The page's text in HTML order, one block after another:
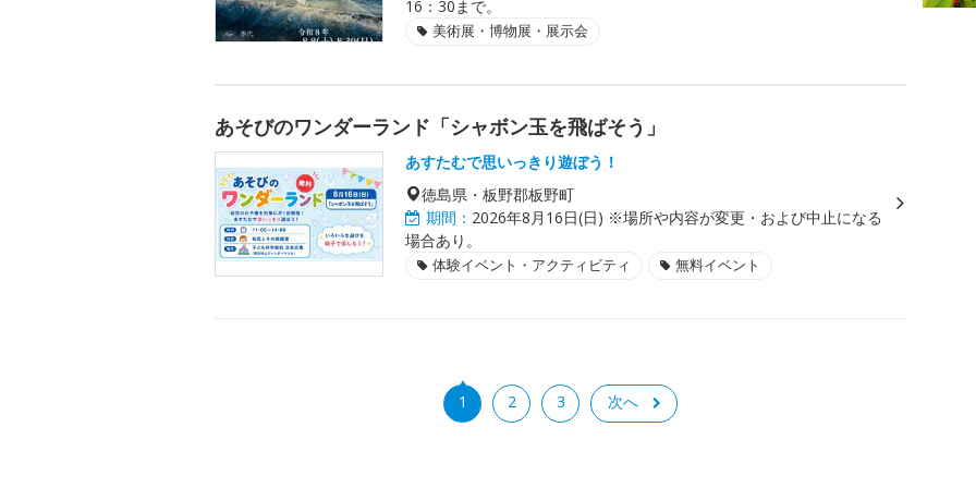
16：30まで。
美術展・博物展・展示会
あそびのワンダーランド「シャボン玉を飛ばそう」
あすたむで思いっきり遊ぼう！
徳島県・板野郡板野町
期間： 2026年8月16日(日) ※場所や内容が変更・および中止になる
場合あり。
体験イベント・アクティビティ 無料イベント
1 2 3 次へ